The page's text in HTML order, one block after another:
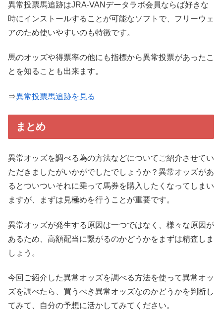
異常投票馬追跡はJRA-VANデータラボ会員ならば好きな
時にインストールすることが可能なソフトで、フリーウェ
アのため使いやすいのも特徴です。
馬のオッズや得票率の他にも指標から異常投票があったこ
とを知ることも出来ます。
⇒異常投票馬追跡を見る
まとめ
異常オッズを調べる為の方法などについてご紹介させてい
ただきましたがいかがでしたでしょうか？異常オッズがあ
るとついついそれに乗って馬券を購入したくなってしまい
ますが、まずは見極めを行うことが重要です。
異常オッズが発生する原因は一つではなく、様々な原因が
あるため、高額配当に繋がるのかどうかをまずは精査しま
しょう。
今回ご紹介した異常オッズを調べる方法を使って異常オッ
ズを調べたら、買うべき異常オッズなのかどうかを判断し
てみて、自分の予想に活かしてみてください。